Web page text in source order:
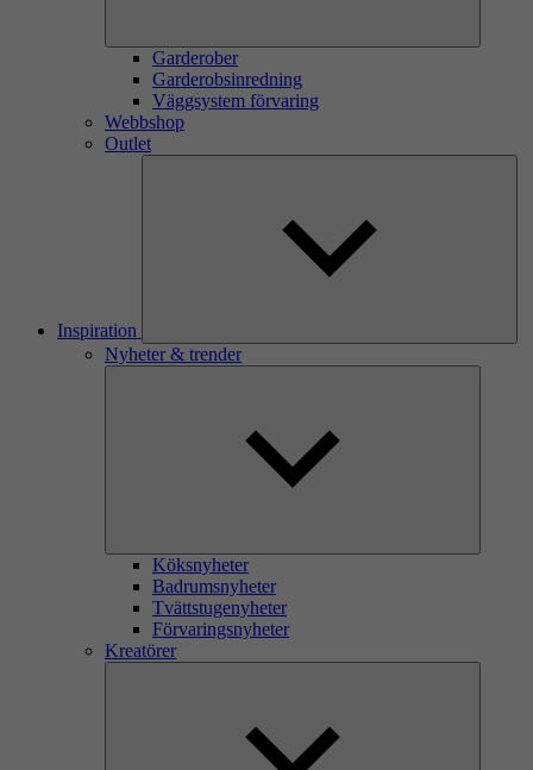
Garderober
Garderobsinredning
Väggsystem förvaring
Webbshop
Outlet
Inspiration
Nyheter & trender
Köksnyheter
Badrumsnyheter
Tvättstugenyheter
Förvaringsnyheter
Kreatörer